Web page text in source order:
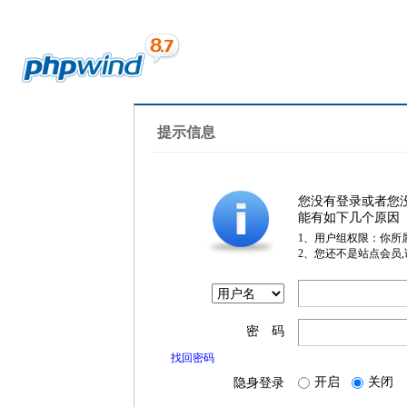
提示信息
您没有登录或者您
能有如下几个原因
1、用户组权限：你所
2、您还不是站点会员
密 码
找回密码
隐身登录 开启 关闭